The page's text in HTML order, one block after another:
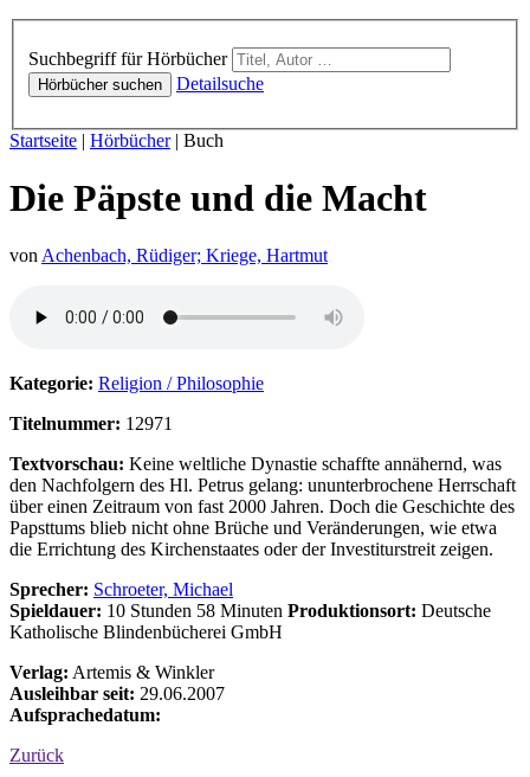
Suchbegriff für Hörbücher
Hörbücher suchen Detailsuche
Sie sind hier:
Startseite | Hörbücher| Buch
Die Päpste und die Macht
vonAchenbach, Rüdiger; Kriege, Hartmut
Kategorie: Religion / Philosophie
Titelnummer: 12971
Textvorschau: Keine weltliche Dynastie schaffte annähernd, was
den Nachfolgern des Hl. Petrus gelang: ununterbrochene Herrschaft
über einen Zeitraum von fast 2000 Jahren. Doch die Geschichte des
Papsttums blieb nicht ohne Brüche und Veränderungen, wie etwa
die Errichtung des Kirchenstaates oder der Investiturstreit zeigen.
Sprecher: Schroeter, Michael
Spieldauer: 10 Stunden 58 Minuten Produktionsort: Deutsche
Katholische Blindenbücherei GmbH
Verlag: Artemis & Winkler
Ausleihbar seit: 29.06.2007
Aufsprachedatum:
Zurück